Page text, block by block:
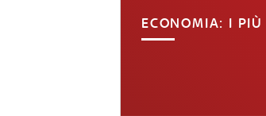
ECONOMIA: I PIÙ